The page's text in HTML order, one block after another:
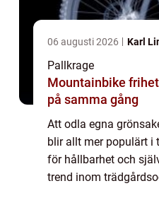
06 augusti 2026 Karl
Pallkrage
Mountainbike frihet, teknik och natur
på samma gång
Att odla egna
blir allt mer populärt i
för hållbarhet och
trend inom